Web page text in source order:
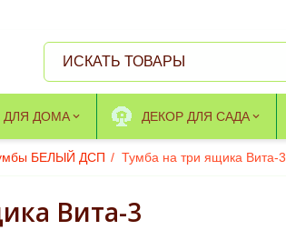
ДЛЯ ДОМА ДЕКОР ДЛЯ САДА
БЕЛЫЙ ДСП / Тумба на три ящика Вита-3
Вита-3